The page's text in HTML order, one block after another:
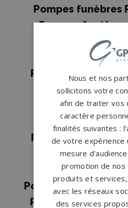
Pompes funèbres
Pompes
Pompes
Pompes funèbres
Pompes
Daoulas
Pompes funèbres
Pompes funèbres
Pompes
Pompes funèbres
Pompes funèbres
Pompes funèbres
Nous et nos
sollicitons votre
afin de traiter vos
caractère
finalités suivantes :
de votre expérience
mesure
promotion de nos
produits et
avec les réseaux
des services